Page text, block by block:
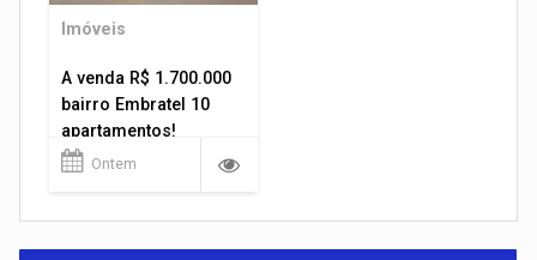
Imóveis
A venda R$ 1.700.000
bairro Embratel 10
apartamentos!
Ontem